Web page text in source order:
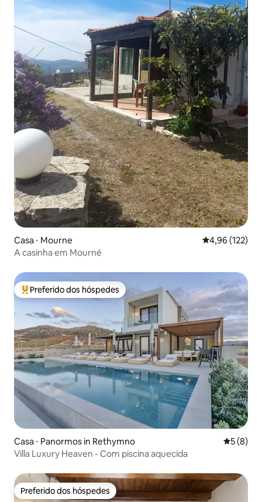
Casa ⋅ Mourne 4,96 de uma
4,96 (122)
A casinha em Mourné
Entre os melhores preferidos dos hóspedes
Preferido dos hóspedes
Casa ⋅ Panormos in Rethymno 5 de
5 (8)
Villa Luxury Heaven - Com piscina aquecida
Preferido dos hóspedes
Preferido dos hóspedes